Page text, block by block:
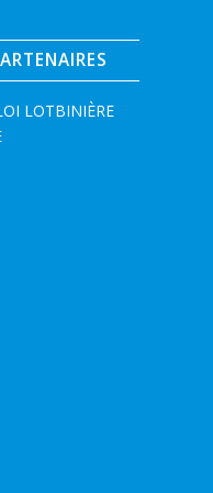
LOTBINIÈRE